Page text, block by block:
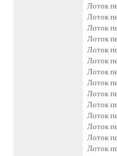
Лоток
Лоток
Лоток
Лоток
Лоток
Лоток
Лоток
Лоток
Лоток
Лоток
Лоток
Лоток
Лоток
Лоток